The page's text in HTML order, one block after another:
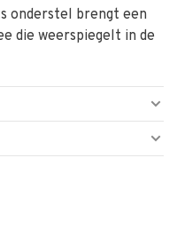
onderstel brengt een
die weerspiegelt in de